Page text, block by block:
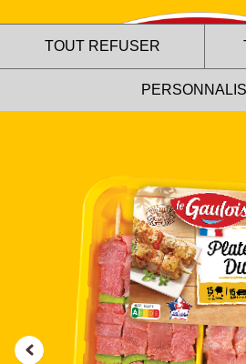
Le site internet Le
utilise des
Nous utilisons des cookies
fonctionnement de notre site et à
pouvez changer d'avis à tout
présente sur chaque page de
services tiers, vous acceptez le
cookies et l'utilisation de
TOUT REFUSER